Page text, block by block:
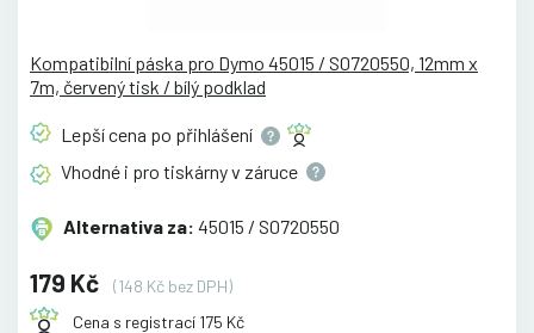
Kompatibilní páska pro Dymo 45015 / S0720550, 12mm x
7m, červený tisk / bílý podklad
Lepší cena po přihlášení
Vhodné i pro tiskárny v záruce
Alternativa za: 45015 / S0720550
179 Kč
(148 Kč bez DPH)
Cena s registrací 175 Kč